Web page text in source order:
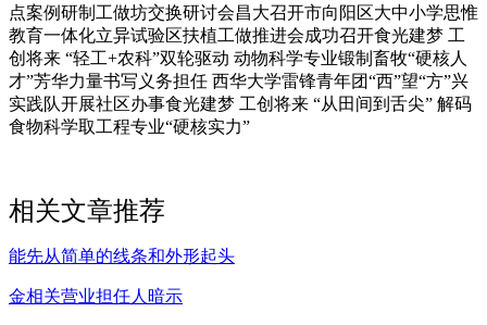
点案例研制工做坊交换研讨会昌大召开市向阳区大中小学思惟
教育一体化立异试验区扶植工做推进会成功召开食光建梦 工
创将来 “轻工+农科”双轮驱动 动物科学专业锻制畜牧“硬核人
才”芳华力量书写义务担任 西华大学雷锋青年团“西”望“方”兴
实践队开展社区办事食光建梦 工创将来 “从田间到舌尖” 解码
食物科学取工程专业“硬核实力”
相关文章推荐
能先从简单的线条和外形起头
金相关营业担任人暗示